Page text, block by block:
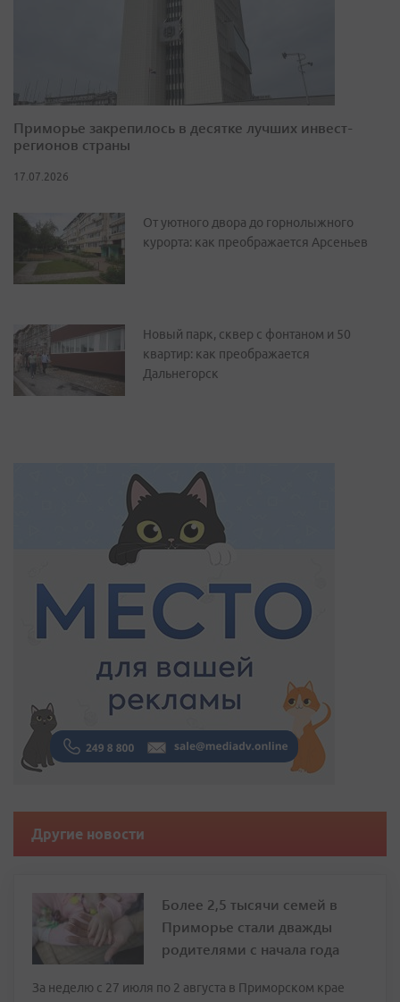
Приморье закрепилось в десятке лучших инвест-
регионов страны
17.07.2026
От уютного двора до горнолыжного
курорта: как преображается Арсеньев
Новый парк, сквер с фонтаном и 50
квартир: как преображается
Дальнегорск
Другие новости
Более 2,5 тысячи семей в
Приморье стали дважды
родителями с начала года
За неделю с 27 июля по 2 августа в Приморском крае